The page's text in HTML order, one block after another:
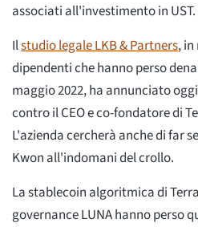
associati all'investimento in UST.
Ilstudio legale LKB & Partners,
dipendenti che hanno perso
maggio 2022, ha annunciato
contro il CEO e co-fondatore di
L'azienda cercherà anche di far
Kwon all'indomani del crollo.
La stablecoin algoritmica di
governance LUNA hanno perso